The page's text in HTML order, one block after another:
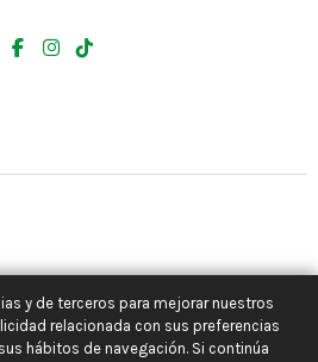
y de terceros para mejorar nuestros
relacionada con sus preferencias
hábitos de navegación. Si continúa